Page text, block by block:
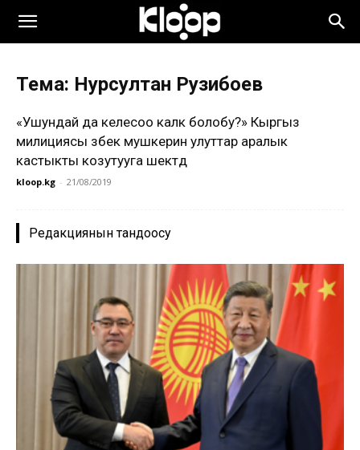
Тема: Нурсултан Рузибоев
«Ушундай да келесоо калк болобу?» Кыргыз
милициясы өзбек мушкерин улуттар аралык
кастыкты козутууга шектөөдө
kloop.kg - 21/08/2019
Редакциянын тандоосу